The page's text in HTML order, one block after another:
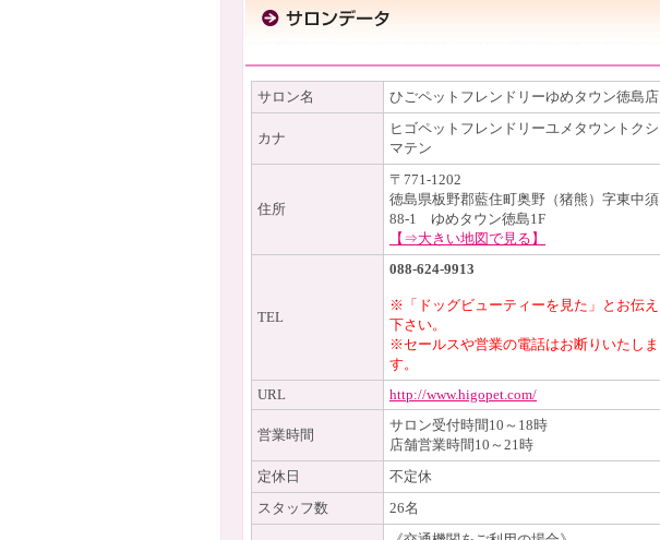
サロン名 ひごペットフレンドリーゆめタウン徳島店
カナ
ヒゴペットフレンドリーユメタウントクシ
マテン
住所
〒771-1202
徳島県板野郡藍住町奥野（猪熊）字東中須
88-1 ゆめタウン徳島1F
【⇒大きい地図で見る】
TEL
088-624-9913
※「ドッグビューティーを見た」とお伝え
下さい。
※セールスや営業の電話はお断りいたしま
す。
URL
http://www.higopet.com/
営業時間
サロン受付時間10～18時
店舗営業時間10～21時
定休日
不定休
スタッフ数
26名